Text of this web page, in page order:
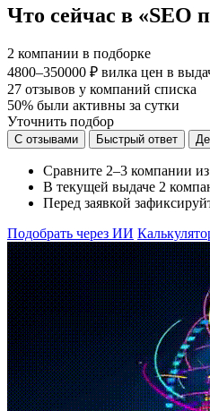
Что сейчас в «SEO
2 компании в подборке
4800–350000 ₽ вилка цен в
27 отзывов у компаний списка
50% были активны за сутки
Уточнить подбор
С отзывами Быстрый ответ
Сравните 2–3 компании
В текущей выдаче 2
Перед заявкой
Подобрать через ИИ